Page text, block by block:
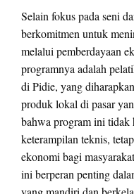
Selain fokus pada seni
berkomitmen untuk
melalui pemberdayaan
programnya adalah
di Pidie, yang
produk lokal di pasar
bahwa program ini tidak
keterampilan teknis,
ekonomi bagi
ini berperan penting